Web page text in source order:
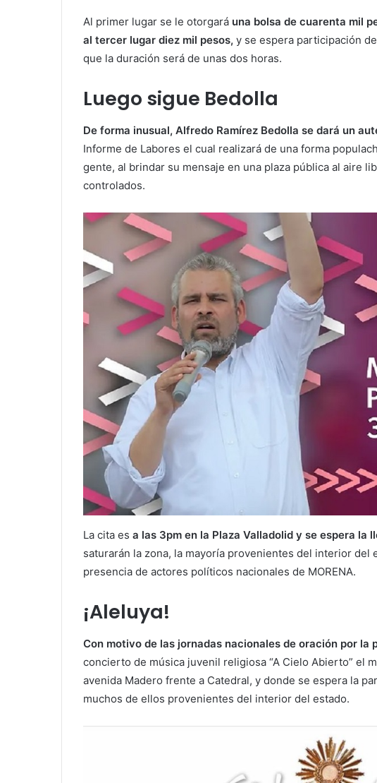
Al primer lugar se le otorgará una bolsa de cuarenta mil
al tercer lugar diez mil pesos, y se espera participación
que la duración será de unas dos horas.
Luego sigue Bedolla
De forma inusual, Alfredo Ramírez Bedolla se dará un
Informe de Labores el cual realizará de una forma
gente, al brindar su mensaje en una plaza pública al aire
controlados.
La cita es a las 3pm en la Plaza Valladolid y se espera la
saturarán la zona, la mayoría provenientes del interior del
presencia de actores políticos nacionales de MORENA.
¡Aleluya!
Con motivo de las jornadas nacionales de oración por la
concierto de música juvenil religiosa “A Cielo Abierto” el
avenida Madero frente a Catedral, y donde se espera la
muchos de ellos provenientes del interior del estado.